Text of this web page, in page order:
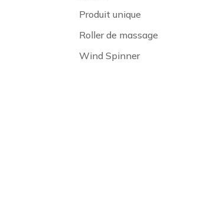
Produit unique
Roller de massage
Wind Spinner